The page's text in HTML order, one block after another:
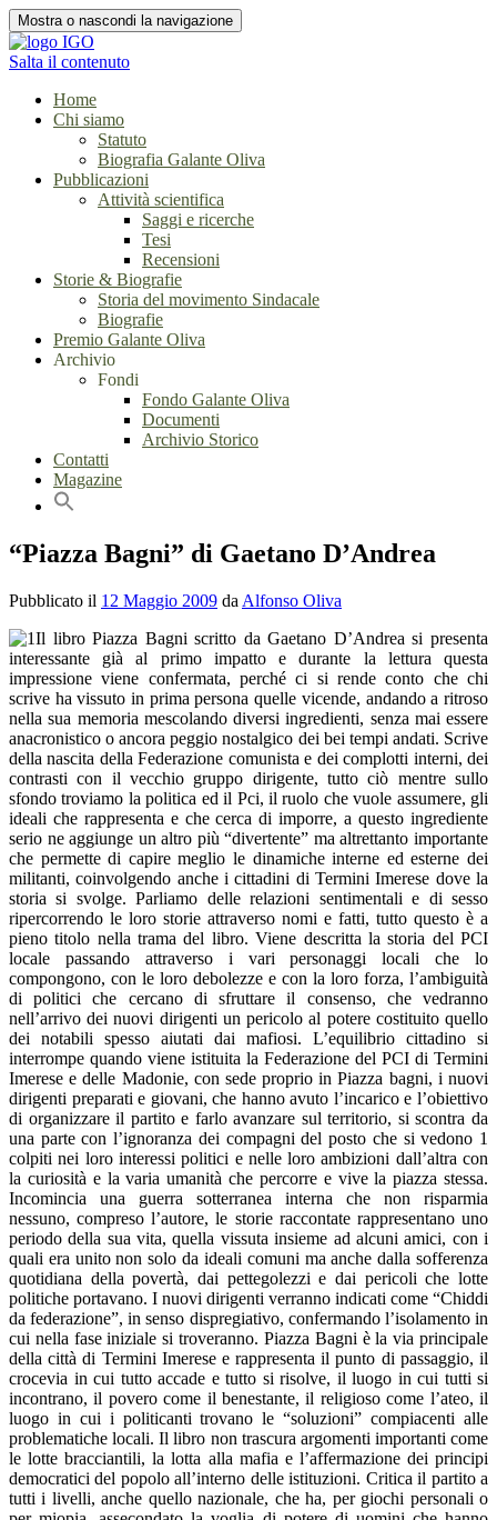
Mostra o nascondi la navigazione
Salta il contenuto
Home
Chi siamo
Statuto
Biografia Galante Oliva
Pubblicazioni
Attività scientifica
Saggi e ricerche
Tesi
Recensioni
Storie & Biografie
Storia del movimento Sindacale
Biografie
Premio Galante Oliva
Archivio
Fondi
Fondo Galante Oliva
Documenti
Archivio Storico
Contatti
Magazine
“Piazza Bagni” di Gaetano D’Andrea
Pubblicato il 12 Maggio 2009 da Alfonso Oliva
Il libro Piazza Bagni scritto da Gaetano D’Andrea si presenta
interessante già al primo impatto e durante la lettura questa
impressione viene confermata, perché ci si rende conto che chi
scrive ha vissuto in prima persona quelle vicende, andando a ritroso
nella sua memoria mescolando diversi ingredienti, senza mai essere
anacronistico o ancora peggio nostalgico dei bei tempi andati. Scrive
della nascita della Federazione comunista e dei complotti interni, dei
contrasti con il vecchio gruppo dirigente, tutto ciò mentre sullo
sfondo troviamo la politica ed il Pci, il ruolo che vuole assumere, gli
ideali che rappresenta e che cerca di imporre, a questo ingrediente
serio ne aggiunge un altro più “divertente” ma altrettanto importante
che permette di capire meglio le dinamiche interne ed esterne dei
militanti, coinvolgendo anche i cittadini di Termini Imerese dove la
storia si svolge. Parliamo delle relazioni sentimentali e di sesso
ripercorrendo le loro storie attraverso nomi e fatti, tutto questo è a
pieno titolo nella trama del libro. Viene descritta la storia del PCI
locale passando attraverso i vari personaggi locali che lo
compongono, con le loro debolezze e con la loro forza, l’ambiguità
di politici che cercano di sfruttare il consenso, che vedranno
nell’arrivo dei nuovi dirigenti un pericolo al potere costituito quello
dei notabili spesso aiutati dai mafiosi. L’equilibrio cittadino si
interrompe quando viene istituita la Federazione del PCI di Termini
Imerese e delle Madonie, con sede proprio in Piazza bagni, i nuovi
dirigenti preparati e giovani, che hanno avuto l’incarico e l’obiettivo
di organizzare il partito e farlo avanzare sul territorio, si scontra da
una parte con l’ignoranza dei compagni del posto che si vedono 1
colpiti nei loro interessi politici e nelle loro ambizioni dall’altra con
la curiosità e la varia umanità che percorre e vive la piazza stessa.
Incomincia una guerra sotterranea interna che non risparmia
nessuno, compreso l’autore, le storie raccontate rappresentano uno
periodo della sua vita, quella vissuta insieme ad alcuni amici, con i
quali era unito non solo da ideali comuni ma anche dalla sofferenza
quotidiana della povertà, dai pettegolezzi e dai pericoli che lotte
politiche portavano. I nuovi dirigenti verranno indicati come “Chiddi
da federazione”, in senso dispregiativo, confermando l’isolamento in
cui nella fase iniziale si troveranno. Piazza Bagni è la via principale
della città di Termini Imerese e rappresenta il punto di passaggio, il
crocevia in cui tutto accade e tutto si risolve, il luogo in cui tutti si
incontrano, il povero come il benestante, il religioso come l’ateo, il
luogo in cui i politicanti trovano le “soluzioni” compiacenti alle
problematiche locali. Il libro non trascura argomenti importanti come
le lotte bracciantili, la lotta alla mafia e l’affermazione dei principi
democratici del popolo all’interno delle istituzioni. Critica il partito a
tutti i livelli, anche quello nazionale, che ha, per giochi personali o